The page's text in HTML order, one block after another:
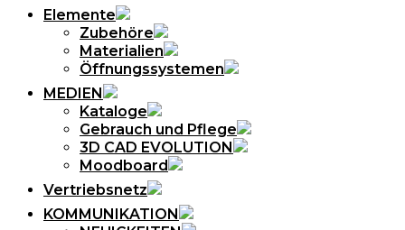
Elemente
Zubehöre
Materialien
Öffnungssystemen
MEDIEN
Kataloge
Gebrauch und Pflege
3D CAD EVOLUTION
Moodboard
Vertriebsnetz
KOMMUNIKATION